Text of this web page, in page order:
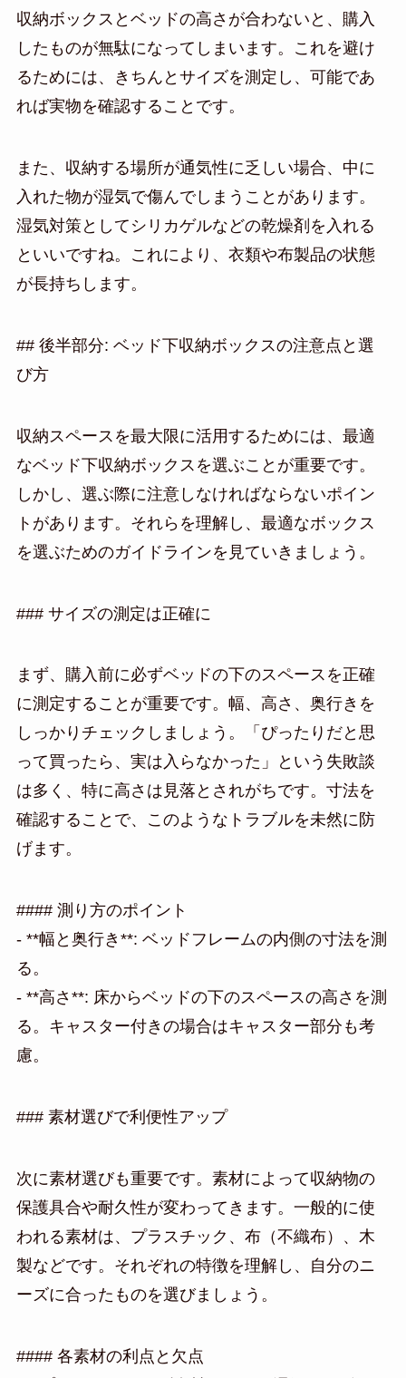
収納ボックスとベッドの高さが合わないと、購入
したものが無駄になってしまいます。これを避け
るためには、きちんとサイズを測定し、可能であ
れば実物を確認することです。
また、収納する場所が通気性に乏しい場合、中に
入れた物が湿気で傷んでしまうことがあります。
湿気対策としてシリカゲルなどの乾燥剤を入れる
といいですね。これにより、衣類や布製品の状態
が長持ちします。
## 後半部分: ベッド下収納ボックスの注意点と選
び方
収納スペースを最大限に活用するためには、最適
なベッド下収納ボックスを選ぶことが重要です。
しかし、選ぶ際に注意しなければならないポイン
トがあります。それらを理解し、最適なボックス
を選ぶためのガイドラインを見ていきましょう。
### サイズの測定は正確に
まず、購入前に必ずベッドの下のスペースを正確
に測定することが重要です。幅、高さ、奥行きを
しっかりチェックしましょう。「ぴったりだと思
って買ったら、実は入らなかった」という失敗談
は多く、特に高さは見落とされがちです。寸法を
確認することで、このようなトラブルを未然に防
げます。
#### 測り方のポイント
- **幅と奥行き**: ベッドフレームの内側の寸法を測
る。
- **高さ**: 床からベッドの下のスペースの高さを測
る。キャスター付きの場合はキャスター部分も考
慮。
### 素材選びで利便性アップ
次に素材選びも重要です。素材によって収納物の
保護具合や耐久性が変わってきます。一般的に使
われる素材は、プラスチック、布（不織布）、木
製などです。それぞれの特徴を理解し、自分のニ
ーズに合ったものを選びましょう。
#### 各素材の利点と欠点